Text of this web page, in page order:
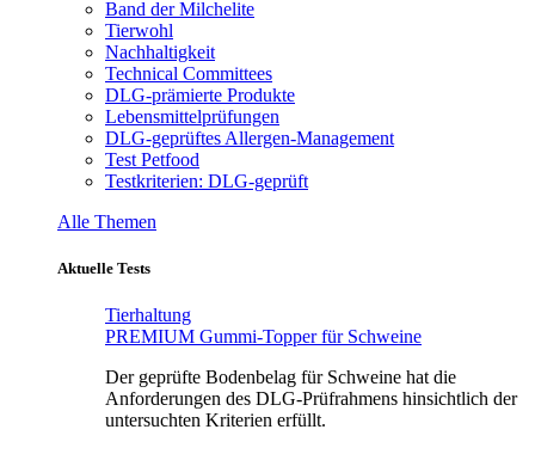
Band der Milchelite
Tierwohl
Nachhaltigkeit
Technical Committees
DLG-prämierte Produkte
Lebensmittelprüfungen
DLG-geprüftes Allergen-Management
Test Petfood
Testkriterien: DLG-geprüft
Alle Themen
Aktuelle Tests
Tierhaltung
PREMIUM Gummi-Topper für Schweine
Der geprüfte Bodenbelag für Schweine hat die
Anforderungen des DLG-Prüfrahmens hinsichtlich der
untersuchten Kriterien erfüllt.